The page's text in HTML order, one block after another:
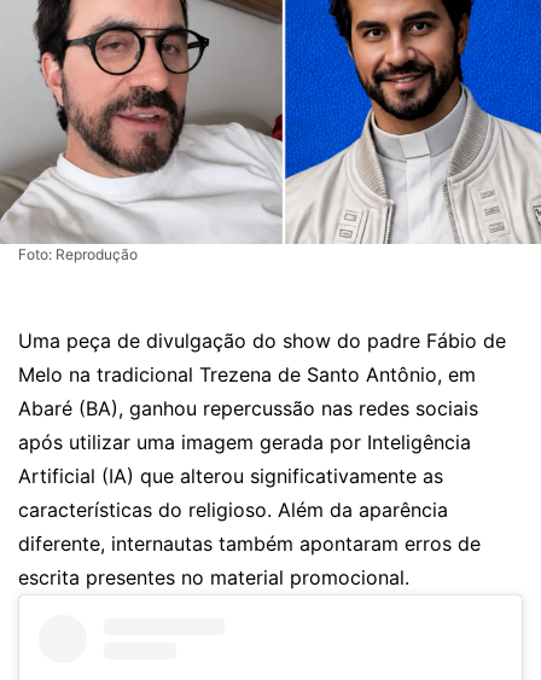
Foto: Reprodução
Uma peça de divulgação do show do padre Fábio de
Melo na tradicional Trezena de Santo Antônio, em
Abaré (BA), ganhou repercussão nas redes sociais
após utilizar uma imagem gerada por Inteligência
Artificial (IA) que alterou significativamente as
características do religioso. Além da aparência
diferente, internautas também apontaram erros de
escrita presentes no material promocional.